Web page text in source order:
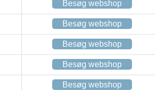
Besøg webshop
Besøg webshop
Besøg webshop
Besøg webshop
Besøg webshop